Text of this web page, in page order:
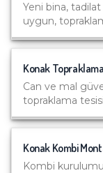
Yeni bina,
uygun,
Konak Topraklama
Can ve mal
topraklama
Konak Kombi
Kombi